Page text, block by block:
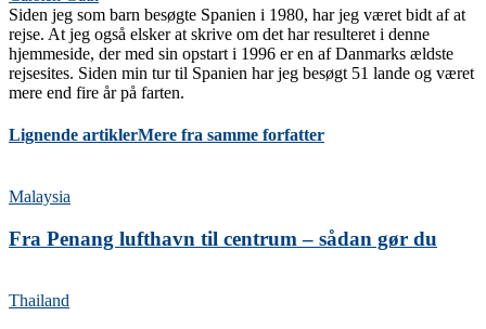
Siden jeg som barn besøgte Spanien i 1980, har jeg været bidt af at
rejse. At jeg også elsker at skrive om det har resulteret i denne
hjemmeside, der med sin opstart i 1996 er en af Danmarks ældste
rejsesites. Siden min tur til Spanien har jeg besøgt 51 lande og været
mere end fire år på farten.
Lignende artiklerMere fra samme forfatter
Malaysia
Fra Penang lufthavn til centrum – sådan gør du
Thailand